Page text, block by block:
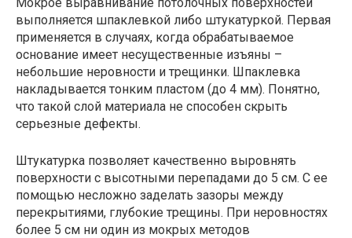
выполняется шпаклевкой либо штукатуркой. Первая
применяется в случаях, когда обрабатываемое
основание имеет несущественные изъяны –
небольшие неровности и трещинки. Шпаклевка
накладывается тонким пластом (до 4 мм). Понятно,
что такой слой материала не способен скрыть
серьезные дефекты.
Штукатурка позволяет качественно выровнять
поверхности с высотными перепадами до 5 см. С ее
помощью несложно заделать зазоры между
перекрытиями, глубокие трещины. При неровностях
более 5 см ни один из мокрых методов